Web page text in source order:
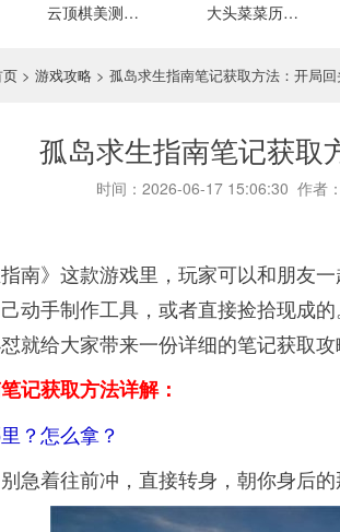
云顶棋美测服 最新版 大头菜菜历险记 好玩的
> 游戏攻略 > 孤岛求生指南笔记获取方法：开局
孤岛求生指南笔记获取
时间：2026-06-17 15:06:30 作者
南》这款游戏里，玩家可以和朋友
动手制作工具，或者直接捡拾现成
就给大家带来一份详细的笔记获取
记获取方法详解：
？怎么拿？
急着往前冲，直接转身，朝你身后